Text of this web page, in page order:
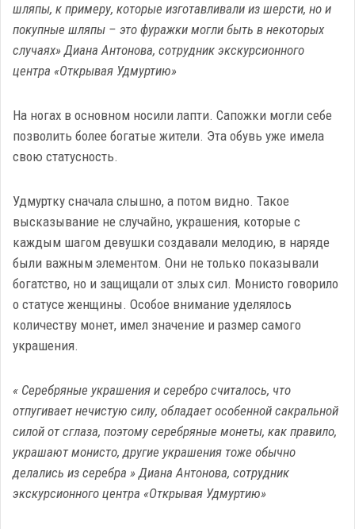
шляпы, к примеру, которые изготавливали из шерсти, но и
покупные шляпы – это фуражки могли быть в некоторых
случаях» Диана Антонова, сотрудник экскурсионного
центра «Открывая Удмуртию»
На ногах в основном носили лапти. Сапожки могли себе
позволить более богатые жители. Эта обувь уже имела
свою статусность.
Удмуртку сначала слышно, а потом видно. Такое
высказывание не случайно, украшения, которые с
каждым шагом девушки создавали мелодию, в наряде
были важным элементом. Они не только показывали
богатство, но и защищали от злых сил. Монисто говорило
о статусе женщины. Особое внимание уделялось
количеству монет, имел значение и размер самого
украшения.
« Серебряные украшения и серебро считалось, что
отпугивает нечистую силу, обладает особенной сакральной
силой от сглаза, поэтому серебряные монеты, как правило,
украшают монисто, другие украшения тоже обычно
делались из серебра » Диана Антонова, сотрудник
экскурсионного центра «Открывая Удмуртию»